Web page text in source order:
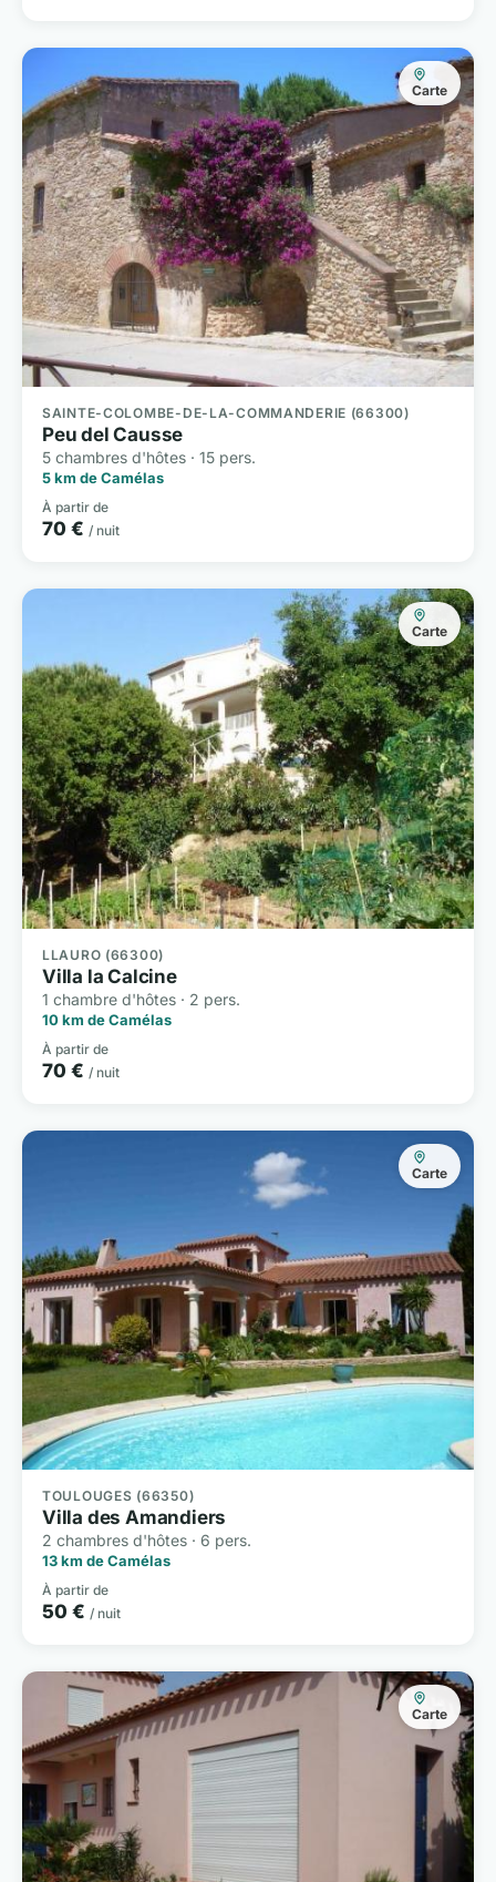
Carte
SAINTE-COLOMBE-DE-LA-COMMANDERIE (66300)
Peu del Causse
5 chambres d'hôtes · 15 pers.
5 km de Camélas
À partir de
70 € / nuit
Carte
LLAURO (66300)
Villa la Calcine
1 chambre d'hôtes · 2 pers.
10 km de Camélas
À partir de
70 € / nuit
Carte
TOULOUGES (66350)
Villa des Amandiers
2 chambres d'hôtes · 6 pers.
13 km de Camélas
À partir de
50 € / nuit
Carte